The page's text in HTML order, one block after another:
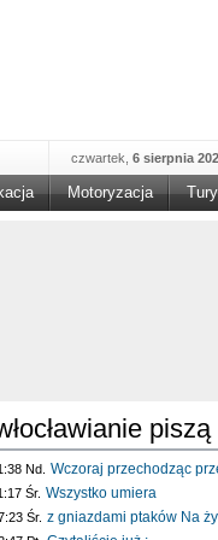
czwartek, 6 sierpnia
Motoryzacja
piszą
Nd. Wczoraj przechodząc
Śr. Wszystko umiera
Śr. z gniazdami ptaków Na